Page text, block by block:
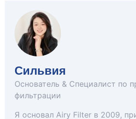
Сильвия
Основатель & Специалист по
фильтрации
Я основал Airy Filter в 2009,